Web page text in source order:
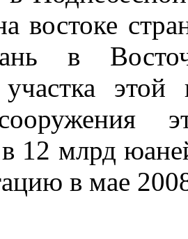
востоке
в
этой
12 млрд
в мае